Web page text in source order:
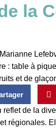
la
Marianne
reflet de la
régionales.